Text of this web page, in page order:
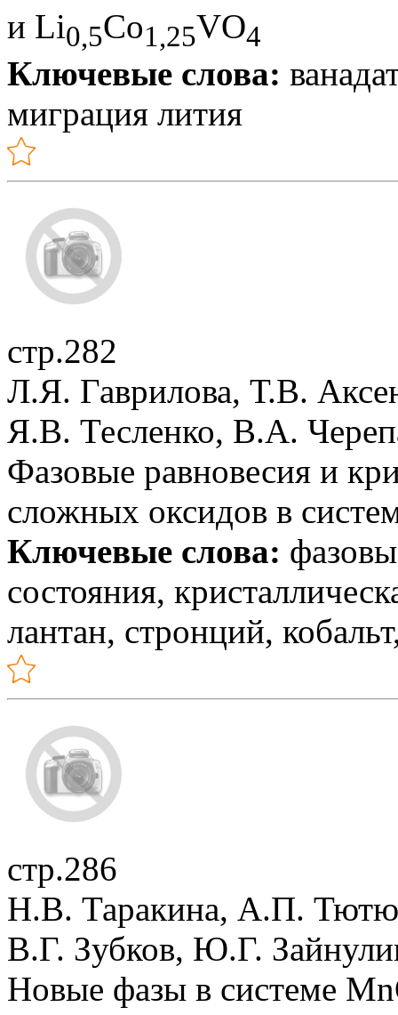
и Li0,5Co1,25VO4
Ключевые слова:
миграция лития
стр.282
Л.Я. Гаврилова, Т.В.
Я.В. Тесленко, В.А.
Фазовые равновесия и
сложных оксидов в
Ключевые слова:
состояния,
лантан, стронций,
стр.286
Н.В. Таракина, А.П.
В.Г. Зубков, Ю.Г.
Новые фазы в системе